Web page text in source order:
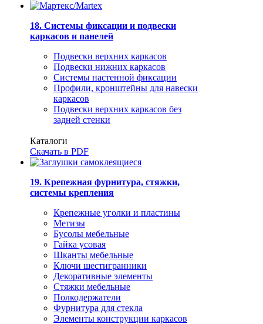
18. Системы фиксации и подвески
каркасов и панелей
Подвески верхних каркасов
Подвески нижних каркасов
Системы настенной фиксации
Профили, кронштейны для навески
каркасов
Подвески верхних каркасов без
задней стенки
Каталоги
Скачать в PDF
19. Крепежная фурнитура, стяжки,
системы крепления
Крепежные уголки и пластины
Метизы
Бусолы мебельные
Гайка усовая
Шканты мебельные
Ключи шестигранники
Декоративные элементы
Стяжки мебельные
Полкодержатели
Фурнитура для стекла
Элементы конструкции каркасов